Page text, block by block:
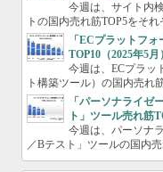
今週は、サイト内
トの国内売れ筋TOP5をそれ
「ECプラットフ
TOP10（2025年5月）
今週は、ECプラッ
ト構築ツール）の国内売れ
「パーソナライゼ
ト」ツール売れ筋
今週は、パーソナ
／Bテスト」ツールの国内